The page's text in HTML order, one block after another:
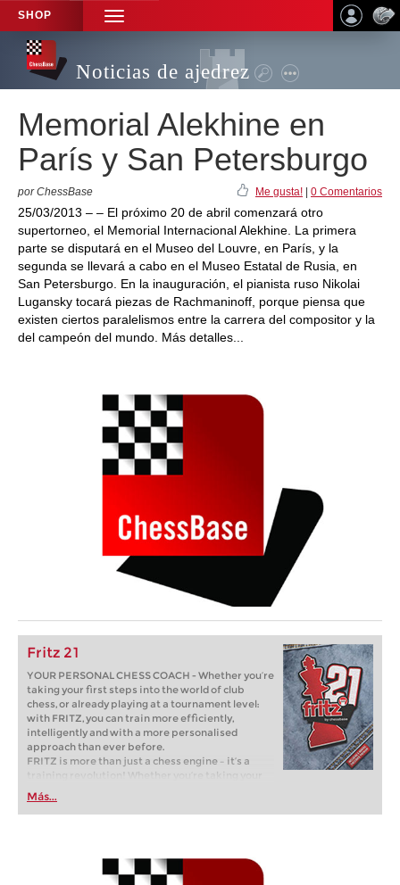
SHOP
TOGGLE
NAVIGATION
Noticias de ajedrez
Memorial Alekhine en
París y San Petersburgo
por ChessBase Me gusta! 0 Comentarios
25/03/2013 – – El próximo 20 de abril comenzará otro
supertorneo, el Memorial Internacional Alekhine. La primera
parte se disputará en el Museo del Louvre, en París, y la
segunda se llevará a cabo en el Museo Estatal de Rusia, en
San Petersburgo. En la inauguración, el pianista ruso Nikolai
Lugansky tocará piezas de Rachmaninoff, porque piensa que
existen ciertos paralelismos entre la carrera del compositor y la
del campeón del mundo. Más detalles...
Fritz 21
YOUR PERSONAL CHESS COACH - Whether you’re
taking your first steps into the world of club
chess, or already playing at a tournament level:
with FRITZ, you can train more efficiently,
intelligently and with a more personalised
approach than ever before.
FRITZ is more than just a chess engine – it’s a
training revolution! Whether you’re taking your
first steps into the world of club chess, or already
playing at a tournament level: with FRITZ, you can
train more efficiently, intelligently and with a
Más...